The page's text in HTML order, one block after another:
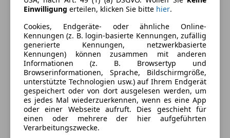
ESP
Servolenkung
Wegfahrsperre
Zentralverriegelung
Extras
Alufelgen
Sommerreifen
Sportsitze
Fahrzeugbeschreibung
Falls Sie Nostalgie pur erleben wollen sind Sie bei uns
absolut Richtig! Mit stolz dürfen wir Ihnen absofort
die Gelegenheit bieten, einen BMW 850i in einer
wunderschönen Farbkombination zu erwerben. Ein
absoluter Blickfang! Bei dem PS Boliden handelt es
sich um ein absolutes Liebhaberstück welches
auschließlich bei Schönwetter bewegt wurde und
zusätzlich Keramikversiegelt ist. Zudem wurde das
Einwilligung erteilen, klicken Sie bitte hier.
Cookies, Endgeräte- oder ähnliche Online-
Kennungen (z. B. login-basierte Kennungen, zufällig
generierte Kennungen, netzwerkbasierte
Kennungen) können zusammen mit anderen
Informationen (z. B. Browsertyp und
Browserinformationen, Sprache, Bildschirmgröße,
unterstützte Technologien usw.) auf Ihrem Endgerät
gespeichert oder von dort ausgelesen werden, um
es jedes Mal wiederzuerkennen, wenn es eine App
oder einer Webseite aufruft. Dies geschieht für
einen oder mehrere der hier aufgeführten
Verarbeitungszwecke.